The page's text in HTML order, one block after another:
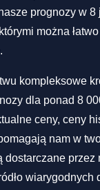
prognozy w 8
można
kompleksowe
dla ponad 8
ceny, ceny
nam w
dostarczane przez
wiarygodnych